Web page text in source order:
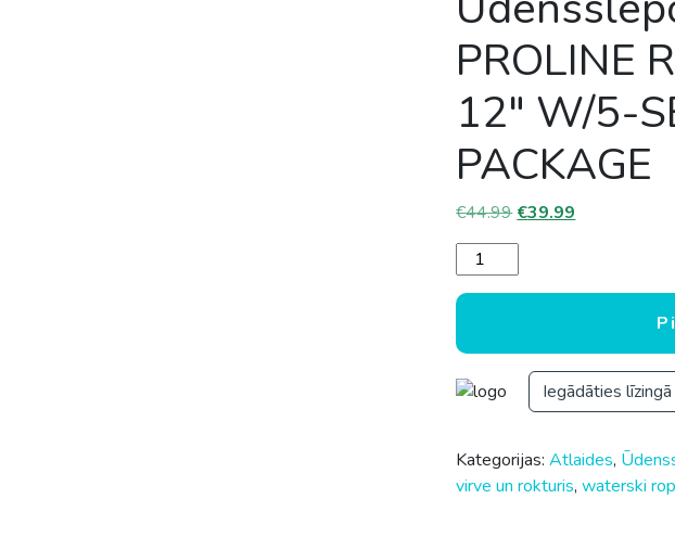
PROLINE
12″ W/5-
PACKAGE
€44.99 Original price was:
€39.99
Ūdensslēpošanas virve
Iegādāties līzingā
Kategorijas:Atlaides,
virve un rokturis,waterski